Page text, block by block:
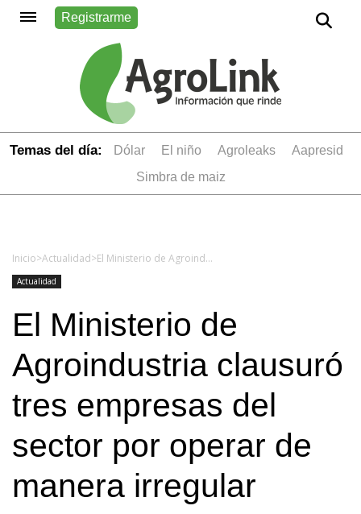
Registrarme
Temas del día: dólar el niño Agroleaks
aapresid
simbra de maiz
Inicio>Actualidad> El Ministerio de Agroindustria clausuró tres empresas del sector por operar de manera irregular
Actualidad
El Ministerio de
Agroindustria clausuró
tres empresas del
sector por operar de
manera irregular